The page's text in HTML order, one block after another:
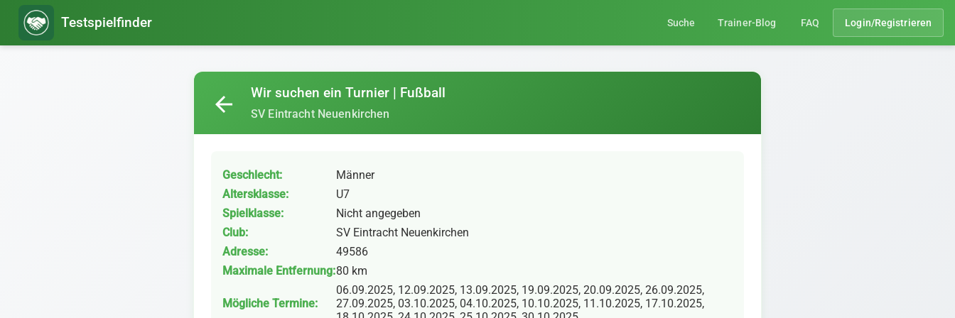
Testspielfinder Suche Trainer-Blog FAQ Login/Registrieren
Wir suchen ein Turnier | Fußball
SV Eintracht Neuenkirchen
arrow_back
Geschlecht:
Männer
Altersklasse:
U7
Spielklasse:
Nicht angegeben
Club:
SV Eintracht Neuenkirchen
Adresse:
49586
Maximale Entfernung:80 km
Mögliche Termine:
06.09.2025, 12.09.2025, 13.09.2025, 19.09.2025, 20.09.2025, 26.09.2025,
27.09.2025, 03.10.2025, 04.10.2025, 10.10.2025, 11.10.2025, 17.10.2025,